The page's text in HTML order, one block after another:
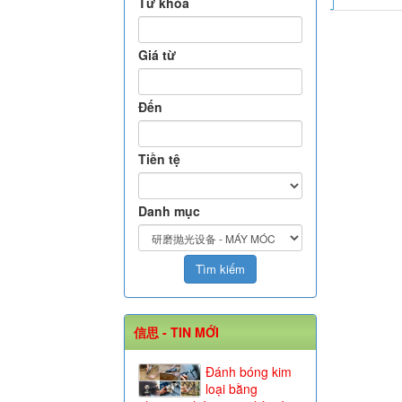
Giá từ
Đến
Tiền tệ
Danh mục
信思 - TIN MỚI
Đánh bóng kim
loại bằng